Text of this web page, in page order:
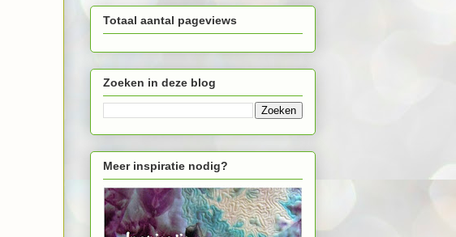
Totaal aantal pageviews
Zoeken in deze blog
Meer inspiratie nodig?